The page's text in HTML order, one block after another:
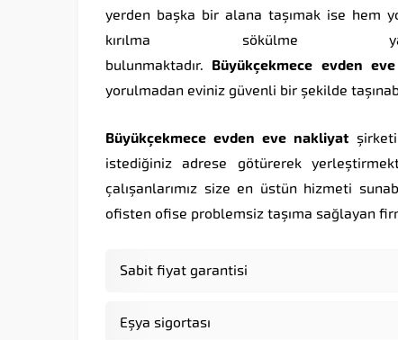
yerden başka bir alana taşımak ise hem
kırılma sökülme
bulunmaktadır. Büyükçekmece evden eve
yorulmadan eviniz güvenli bir şekilde
Büyükçekmece evden eve nakliyat
istediğiniz adrese götürerek
çalışanlarımız size en üstün hizmeti
ofisten ofise problemsiz taşıma sağlayan
Sabit fiyat garantisi
Eşya sigortası